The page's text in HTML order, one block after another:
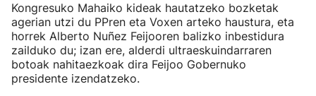
Kongresuko Mahaiko kideak hautatzeko bozketak
agerian utzi du PPren eta Voxen arteko haustura, eta
horrek Alberto Nuñez Feijooren balizko inbestidura
zailduko du; izan ere, alderdi ultraeskuindarraren
botoak nahitaezkoak dira Feijoo Gobernuko
presidente izendatzeko.